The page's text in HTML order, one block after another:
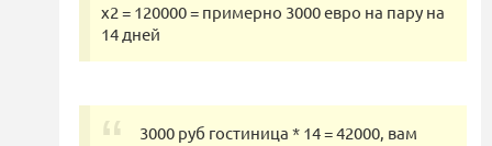
х2 = 120000 = примерно 3000 евро на пару на
14 дней
3000 руб гостиница * 14 = 42000, вам